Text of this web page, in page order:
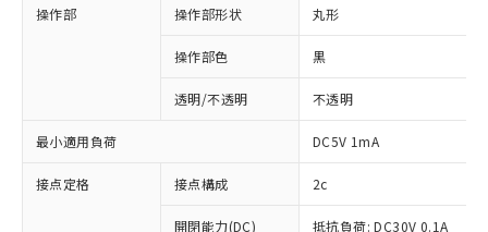
操作部 操作部形状 丸形
操作部色 黒
透明/不透明 不透明
最小適用負荷 DC5V 1mA
接点定格 接点構成 2c
開閉能力(DC) 抵抗負荷: DC30V 0.1A